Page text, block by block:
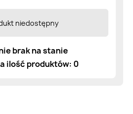
niedostępny
brak na stanie
ilość produktów: 0